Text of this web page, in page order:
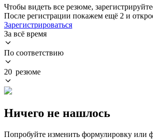
Чтобы видеть все резюме,
После регистрации покажем ещё 2 и
Зарегистрироваться
За всё время
По соответствию
20 резюме
Ничего не нашлось
Попробуйте изменить формулировку или